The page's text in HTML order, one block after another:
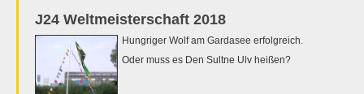
J24 Weltmeisterschaft 2018
Hungriger Wolf am Gardasee erfolgreich.
Oder muss es Den Sultne Ulv heißen?